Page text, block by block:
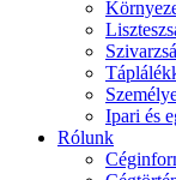
Ipari és
Rólunk